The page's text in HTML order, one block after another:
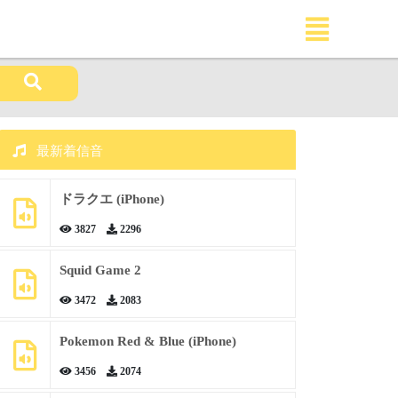
最新着信音
ドラクエ (iPhone)
3827 2296
Squid Game 2
3472 2083
Pokemon Red & Blue (iPhone)
3456 2074